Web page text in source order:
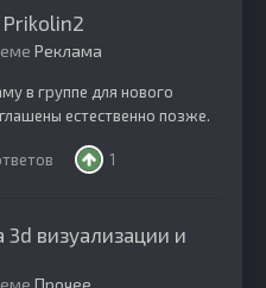
Prikolin2
Реклама
в группе для нового
естественно позже.
1
визуализации и
Прочее